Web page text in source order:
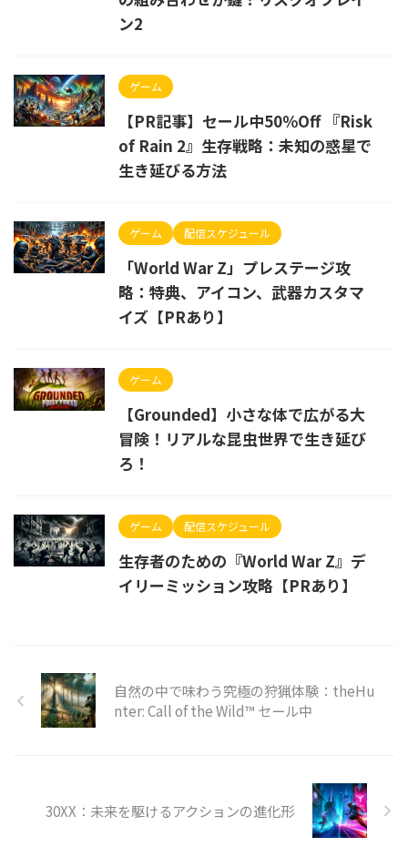
ン2
ゲーム
【PR記事】セール中50％Off 『Risk
of Rain 2』生存戦略：未知の惑星で
生き延びる方法
ゲーム 配信スケジュール
「World War Z」プレステージ攻
略：特典、アイコン、武器カスタマ
イズ【PRあり】
ゲーム
【Grounded】小さな体で広がる大
冒険！リアルな昆虫世界で生き延び
ろ！
ゲーム 配信スケジュール
生存者のための『World War Z』デ
イリーミッション攻略【PRあり】
自然の中で味わう究極の狩猟体験：theHu
nter: Call of the Wild™ セール中
30XX：未来を駆けるアクションの進化形